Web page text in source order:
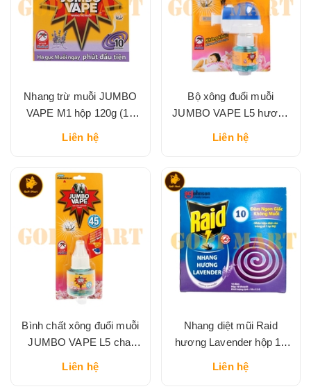
Nhang trừ muỗi JUMBO
VAPE M1 hộp 120g (10
khoanh)
Liên hệ
Bộ xông đuổi muỗi
JUMBO VAPE L5 hương
hoa Lily
Liên hệ
Bình chất xông đuổi muỗi
JUMBO VAPE L5 chai
Liên hệ
Nhang diệt mũi Raid
hương Lavender hộp 10
Liên hệ